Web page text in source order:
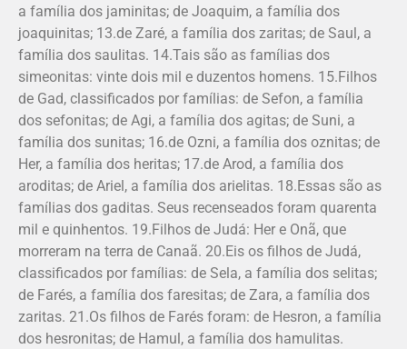
a família dos jaminitas; de Joaquim, a família dos
joaquinitas; 13.de Zaré, a família dos zaritas; de Saul, a
família dos saulitas. 14.Tais são as famílias dos
simeonitas: vinte dois mil e duzentos homens. 15.Filhos
de Gad, classificados por famílias: de Sefon, a família
dos sefonitas; de Agi, a família dos agitas; de Suni, a
família dos sunitas; 16.de Ozni, a família dos oznitas; de
Her, a família dos heritas; 17.de Arod, a família dos
aroditas; de Ariel, a família dos arielitas. 18.Essas são as
famílias dos gaditas. Seus recenseados foram quarenta
mil e quinhentos. 19.Filhos de Judá: Her e Onã, que
morreram na terra de Canaã. 20.Eis os filhos de Judá,
classificados por famílias: de Sela, a família dos selitas;
de Farés, a família dos faresitas; de Zara, a família dos
zaritas. 21.Os filhos de Farés foram: de Hesron, a família
dos hesronitas; de Hamul, a família dos hamulitas.